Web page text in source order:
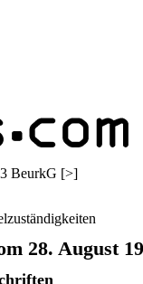
BeurkG [>]
28. August